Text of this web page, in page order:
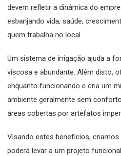
devem refletir a dinâmica do
esbanjando vida, saúde,
quem trabalha no local.
Um sistema de irrigação ajuda a
viscosa e abundante. Além disto,
enquanto funcionando e cria um
ambiente geralmente sem
áreas cobertas por artefatos
Visando estes benefícios,
poderá levar a um projeto